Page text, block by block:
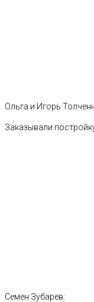
Ольга и Игорь
Заказывали
Семен Зубарев: